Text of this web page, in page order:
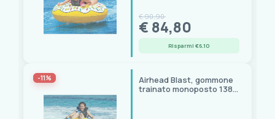
€ 90,90
€ 84,80
Risparmi €6.10
-11%
Airhead Blast, gommone
trainato monoposto 138